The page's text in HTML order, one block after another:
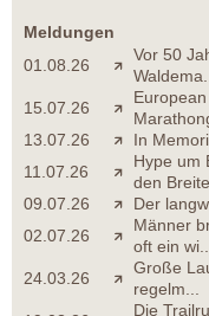
Meldungen
01.08.26
Vor 50
Waldema...
15.07.26
13.07.26
In
11.07.26
Hype um
den
09.07.26
Der
02.07.26
Männer
oft ein wi...
24.03.26
Große
regelm...
Die